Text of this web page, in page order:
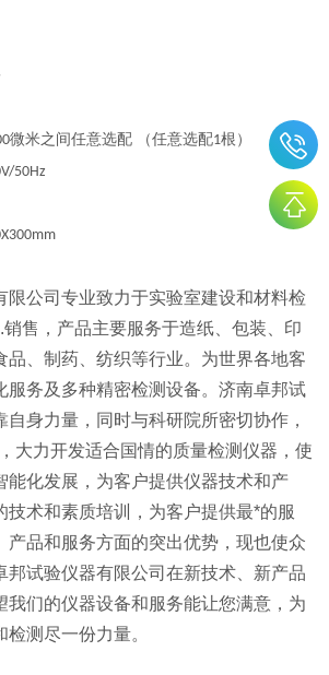
微米之间任意选配 （任意选配1根）
50Hz
限公司专业致力于实验室建设和材料检
售，产品主要服务于造纸、包装、印
品、制药、纺织等行业。为世界各地客
服务及多种精密检测设备。济南卓邦试
身力量，同时与科研院所密切协作，
大力开发适合国情的质量检测仪器，使
能化发展，为客户提供仪器技术和产
技术和素质培训，为客户提供最*的服
产品和服务方面的突出优势，现也使众
邦试验仪器有限公司在新技术、新产品
我们的仪器设备和服务能让您满意，为
测尽一份力量。